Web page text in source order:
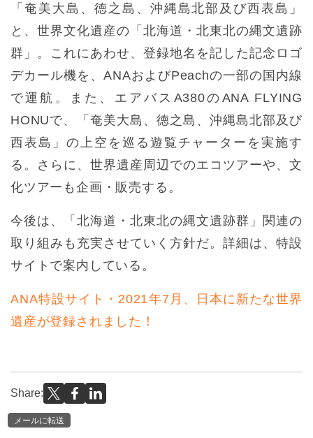
「奄美大島、徳之島、沖縄島北部及び西表島」
と、世界文化遺産の「北海道・北東北の縄文遺跡
群」。これにあわせ、登録地名を記した記念ロゴ
デカール機を、ANAおよびPeachの一部の国内線
で運航。また、エアバスA380のANA FLYING
HONUで、「奄美大島、徳之島、沖縄島北部及び
西表島」の上空を巡る遊覧チャーターを実施す
る。さらに、世界遺産周辺でのエコツアーや、文
化ツアーも企画・販売する。
今後は、「北海道・北東北の縄文遺跡群」関連の
取り組みも充実させていく方針だ。詳細は、特設
サイトで案内している。
ANA特設サイト・2021年7月、日本に新たな世界
遺産が登録されました！
Share:
メールに転送